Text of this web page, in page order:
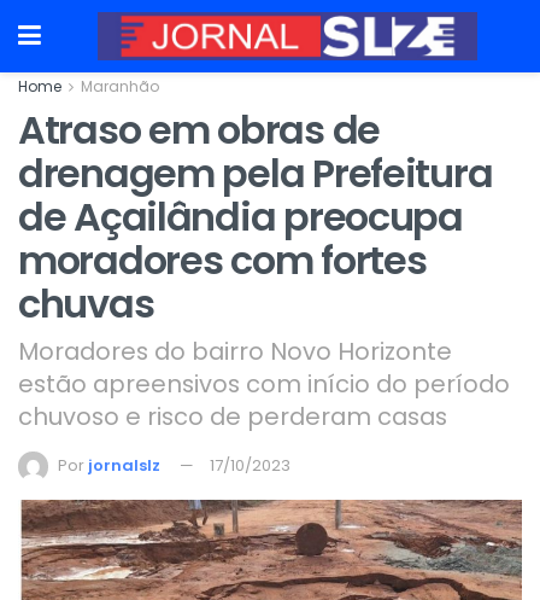
Home Maranhão
Atraso em obras de
drenagem pela Prefeitura
de Açailândia preocupa
moradores com fortes
chuvas
Moradores do bairro Novo Horizonte
estão apreensivos com início do período
chuvoso e risco de perderam casas
Por jornalslz 17/10/2023